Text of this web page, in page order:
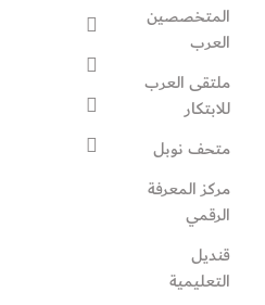
المتخصصين
العرب
ملتقى العرب
للابتكار
متحف نوبل
مركز المعرفة
الرقمي
قنديل
التعليمية